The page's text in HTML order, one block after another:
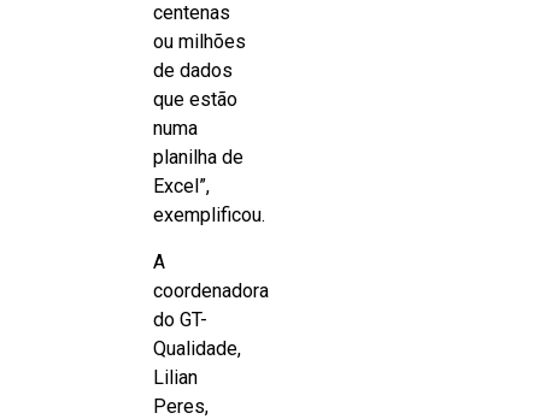
centenas
ou milhões
de dados
que estão
numa
planilha de
Excel”,
exemplificou.
A
coordenadora
do GT-
Qualidade,
Lilian
Peres,